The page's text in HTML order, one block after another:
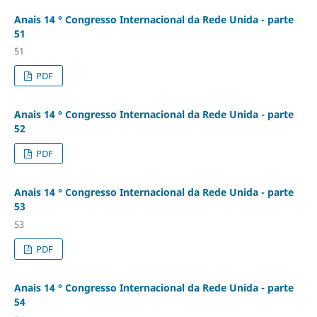
Anais 14 ° Congresso Internacional da Rede Unida - parte
51
51
PDF
Anais 14 ° Congresso Internacional da Rede Unida - parte
52
PDF
Anais 14 ° Congresso Internacional da Rede Unida - parte
53
53
PDF
Anais 14 ° Congresso Internacional da Rede Unida - parte
54